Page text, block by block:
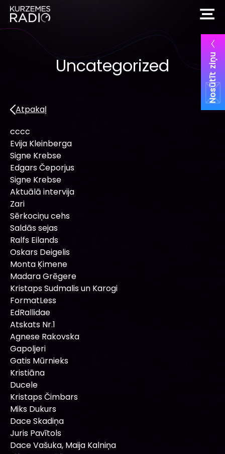
Nosūtīt ziņu
Uncategorized
Atpakaļ
cccc
Evija Kleinberga
Signe Krebse
Edgars Čeporjus
Signe Krebse
Aktuālā intervija
Zari
Sērkociņu cehs
Saldās sejas
Ralfs Eilands
Oskars Deigelis
Monta Ķimene
Madara Grēgere
Kristaps Sudmalis un Karogi
FormatLess
EdRallidae
Atskats Nr.1
Agnese Rakovska
Gapoljeri
Gatis Mūrnieks
Kristiāna
Ducele
Kristaps Čimbars
Miks Dukurs
Dace Skadiņa
Juris Pavītols
Dace Vašuka, Maija Kalniņa